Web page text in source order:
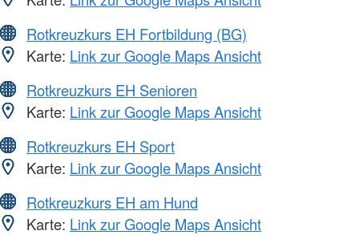
Rotkreuzkurs EH Fortbildung (BG)
Karte: Link zur Google Maps Ansicht
Rotkreuzkurs EH Senioren
Karte: Link zur Google Maps Ansicht
Rotkreuzkurs EH Sport
Karte: Link zur Google Maps Ansicht
Rotkreuzkurs EH am Hund
Karte: Link zur Google Maps Ansicht